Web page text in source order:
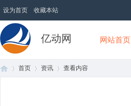
设为首页 收藏本站
亿动网 网站首页
首页 资讯 查看内容